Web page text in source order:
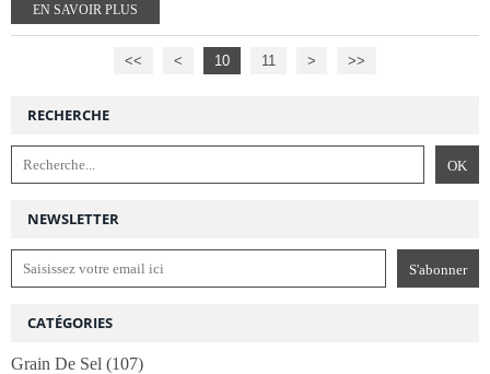
EN SAVOIR PLUS
<< < 10 11 > >>
NEWSLETTER
RECHERCHE
CATÉGORIES
Grain De Sel (107)